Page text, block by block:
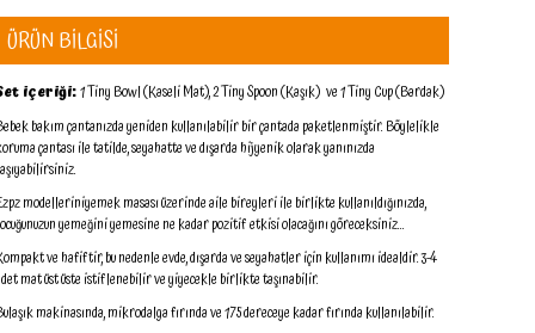
ÜRÜN BİLGİSİ
içeriği:1 Tiny Bowl (Kaseli Mat), 2 Tiny Spoon (Kaşık) ve 1 Tiny Cup (Bardak)
bakım çantanızda yeniden kullanılabilir bir çantada paketlenmiştir. Böylelikle
çantası ile tatilde, seyahatte ve dışarda hijyenik olarak yanınızda
modelleriniyemek masası üzerinde aile bireyleri ile birlikte kullanıldığınızda,
yemeğini yemesine ne kadar pozitif etkisi olacağını göreceksiniz...
ve hafiftir, bu nedenle evde, dışarda ve seyahatler için kullanımı idealdir. 3-4
mat üst üste istiflenebilir ve yiyecekle birlikte taşınabilir.
makinasında, mikrodalga fırında ve 175 dereceye kadar fırında kullanılabilir.